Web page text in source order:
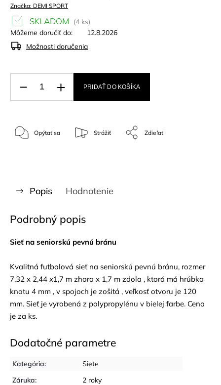
Značka: DEMI SPORT
SKLADOM
(4 ks)
Môžeme doručiť do:
12.8.2026
Možnosti doručenia
PRIDAŤ DO KOŠÍKA
Opýtať sa Strážiť Zdieľať
Popis Hodnotenie
Podrobný popis
Sieť na seniorskú pevnú bránu
Kvalitná futbalová sieť na seniorskú pevnú bránu, rozmer
7,32 x 2,44 x1,7 m zhora x 1,7 m zdola , ktorá má hrúbka
knotu 4 mm , v spojoch je zošitá , veľkosť otvoru je 120
mm. Sieť je vyrobená z polypropylénu v bielej farbe. Cena
je za ks.
Dodatočné parametre
Kategória:
Siete
Záruka:
2 roky